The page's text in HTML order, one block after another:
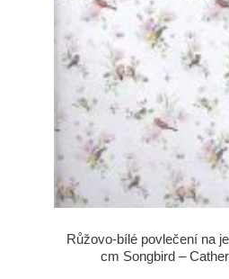
Růžovo-bílé povlečení na
cm Songbird –